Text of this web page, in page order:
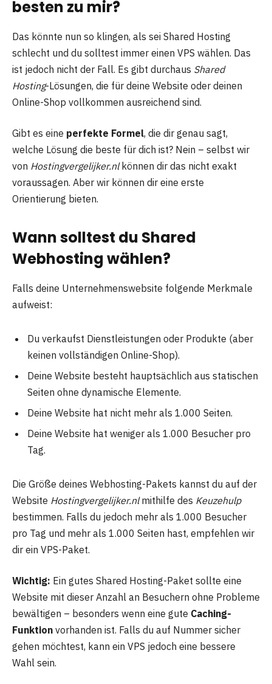
besten zu mir?
Das könnte nun so klingen, als sei Shared Hosting
schlecht und du solltest immer einen VPS wählen. Das
ist jedoch nicht der Fall. Es gibt durchaus Shared
Hosting-Lösungen, die für deine Website oder deinen
Online-Shop vollkommen ausreichend sind.
Gibt es eine perfekte Formel, die dir genau sagt,
welche Lösung die beste für dich ist? Nein – selbst wir
von Hostingvergelijker.nlkönnen dir das nicht exakt
voraussagen. Aber wir können dir eine erste
Orientierung bieten.
Wann solltest du Shared
Webhosting wählen?
Falls deine Unternehmenswebsite folgende Merkmale
aufweist:
Du verkaufst Dienstleistungen oder Produkte (aber
keinen vollständigen Online-Shop).
Deine Website besteht hauptsächlich aus statischen
Seiten ohne dynamische Elemente.
Deine Website hat nicht mehr als 1.000 Seiten.
Deine Website hat weniger als 1.000 Besucher pro
Tag.
Die Größe deines Webhosting-Pakets kannst du auf der
Website Hostingvergelijker.nlmithilfe des Keuzehulp
bestimmen. Falls du jedoch mehr als 1.000 Besucher
pro Tag und mehr als 1.000 Seiten hast, empfehlen wir
dir ein VPS-Paket.
Wichtig: Ein gutes Shared Hosting-Paket sollte eine
Website mit dieser Anzahl an Besuchern ohne Probleme
bewältigen – besonders wenn eine gute Caching-
Funktion vorhanden ist. Falls du auf Nummer sicher
gehen möchtest, kann ein VPS jedoch eine bessere
Wahl sein.